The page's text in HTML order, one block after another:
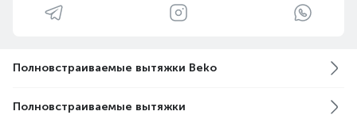
Полновстраиваемые вытяжки Beko
Полновстраиваемые вытяжки